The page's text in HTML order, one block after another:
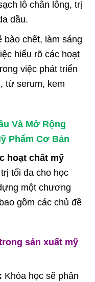
lỗ chân lông, trị
dầu.
bào chết, làm sáng
hiểu rõ các hoạt
việc phát triển
từ serum, kem
Và Mở Rộng
Phẩm Cơ Bản
hoạt chất mỹ
tối đa cho học
một chương
gồm các chủ đề
sản xuất mỹ
Khóa học sẽ phân